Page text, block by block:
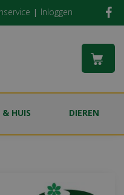
Inloggen
HUIS DIEREN